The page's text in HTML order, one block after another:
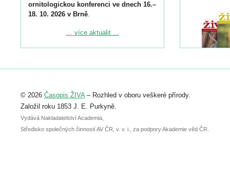
ornitologickou konferenci ve dnech 16.–
18. 10. 2026 v Brně.
Podrobnější informace ke konferenci
Registrovat se můžete do 6. září.
abstraktu přihlášené přednášky nebo
posteru je už 30. června.
... více aktualit ...
© 2026 Časopis ŽIVA– Rozhled v oboru veškeré přírody.
Založil roku 1853 J. E. Purkyně.
Vydává Nakladatelství Academia,
Středisko společných činností AV ČR, v. v. i., za podpory Akademie věd ČR.